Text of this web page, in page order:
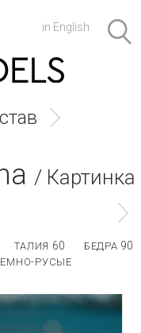
in English
/ Картинка
ТАЛИЯ 60 БЕДРА 90
РУСЫЕ